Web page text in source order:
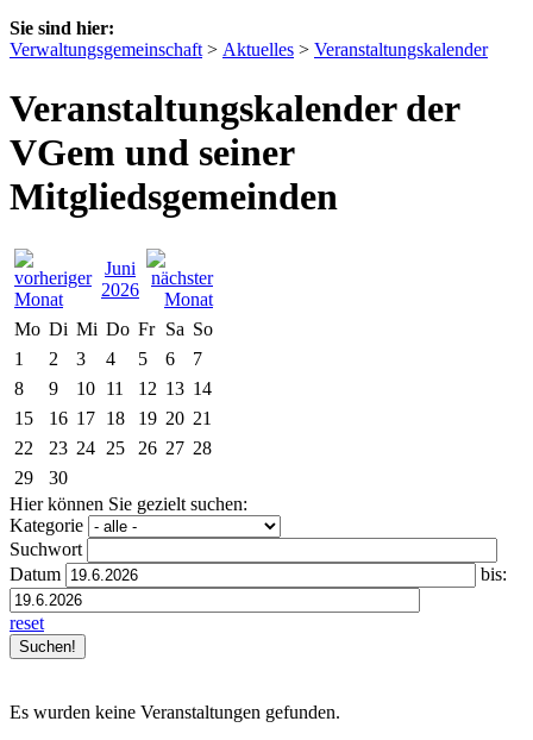
Sie sind hier:
Verwaltungsgemeinschaft > Aktuelles > Veranstaltungskalender
Veranstaltungskalender der
VGem und seiner
Mitgliedsgemeinden
Juni
2026
Mo Di Mi Do Fr Sa So
1
2 3 4 5 6
7
8
9 10 11 12 13 14
15
16 17 18 19 20 21
22
23 24 25 26 27 28
29
30
Hier können Sie gezielt suchen:
Kategorie
Suchwort
Datum
bis:
reset
Es wurden keine Veranstaltungen gefunden.